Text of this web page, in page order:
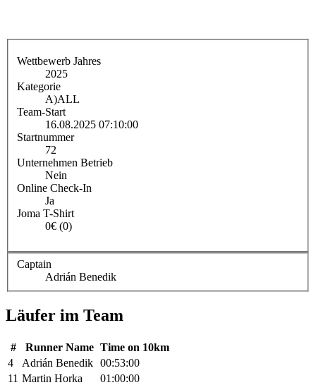
Wettbewerb Jahres
2025
Kategorie
A)ALL
Team-Start
16.08.2025 07:10:00
Startnummer
72
Unternehmen Betrieb
Nein
Online Check-In
Ja
Joma T-Shirt
0€ (0)
Captain
Adrián Benedik
Läufer im Team
# Runner Name Time on 10km
4
Adrián Benedik 00:53:00
11 Martin Horka
01:00:00